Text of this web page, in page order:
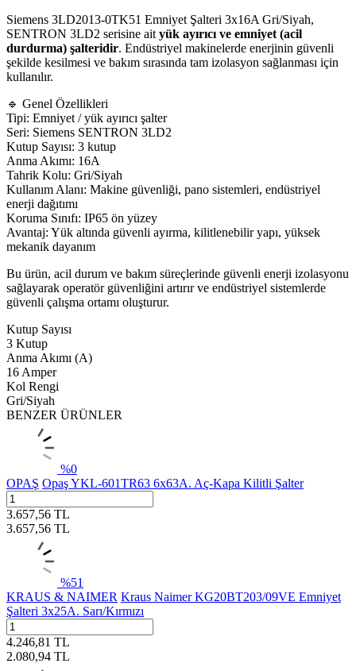
Siemens 3LD2013-0TK51 Emniyet Şalteri 3x16A Gri/Siyah,
SENTRON 3LD2 serisine ait yük ayırıcı ve emniyet (acil
durdurma) şalteridir. Endüstriyel makinelerde enerjinin güvenli
şekilde kesilmesi ve bakım sırasında tam izolasyon sağlanması için
kullanılır.
🔹 Genel Özellikleri
Tipi: Emniyet / yük ayırıcı şalter
Seri: Siemens SENTRON 3LD2
Kutup Sayısı: 3 kutup
Anma Akımı: 16A
Tahrik Kolu: Gri/Siyah
Kullanım Alanı: Makine güvenliği, pano sistemleri, endüstriyel
enerji dağıtımı
Koruma Sınıfı: IP65 ön yüzey
Avantaj: Yük altında güvenli ayırma, kilitlenebilir yapı, yüksek
mekanik dayanım
Bu ürün, acil durum ve bakım süreçlerinde güvenli enerji izolasyonu
sağlayarak operatör güvenliğini artırır ve endüstriyel sistemlerde
güvenli çalışma ortamı oluşturur.
Kutup Sayısı
3 Kutup
Anma Akımı (A)
16 Amper
Kol Rengi
Gri/Siyah
BENZER ÜRÜNLER
%0
OPAŞ Opaş YKL-601TR63 6x63A. Aç-Kapa Kilitli Şalter
3.657,56 TL
3.657,56 TL
%51
KRAUS & NAIMER Kraus Naimer KG20BT203/09VE Emniyet
Şalteri 3x25A. Sarı/Kırmızı
4.246,81 TL
2.080,94 TL